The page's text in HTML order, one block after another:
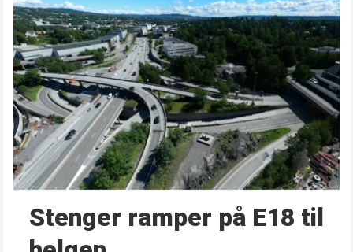
Stenger ramper på E18 til